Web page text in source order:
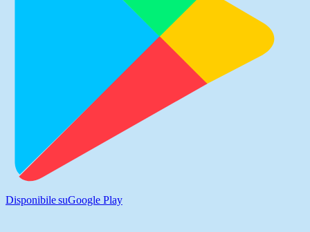
Disponibile suGoogle Play